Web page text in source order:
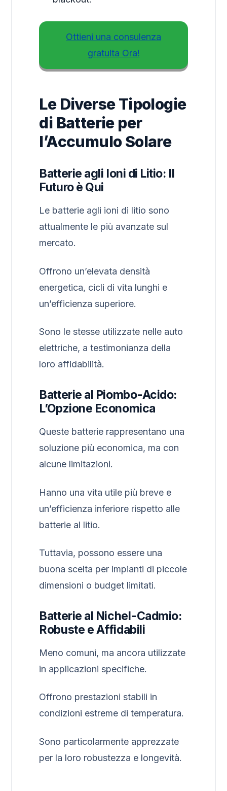
Ottieni una consulenza
gratuita Ora!
Le Diverse Tipologie
di Batterie per
l’Accumulo Solare
Batterie agli Ioni di Litio: Il
Futuro è Qui
Le batterie agli ioni di litio sono
attualmente le più avanzate sul
mercato.
Offrono un’elevata densità
energetica, cicli di vita lunghi e
un’efficienza superiore.
Sono le stesse utilizzate nelle auto
elettriche, a testimonianza della
loro affidabilità.
Batterie al Piombo-Acido:
L’Opzione Economica
Queste batterie rappresentano una
soluzione più economica, ma con
alcune limitazioni.
Hanno una vita utile più breve e
un’efficienza inferiore rispetto alle
batterie al litio.
Tuttavia, possono essere una
buona scelta per impianti di piccole
dimensioni o budget limitati.
Batterie al Nichel-Cadmio:
Robuste e Affidabili
Meno comuni, ma ancora utilizzate
in applicazioni specifiche.
Offrono prestazioni stabili in
condizioni estreme di temperatura.
Sono particolarmente apprezzate
per la loro robustezza e longevità.